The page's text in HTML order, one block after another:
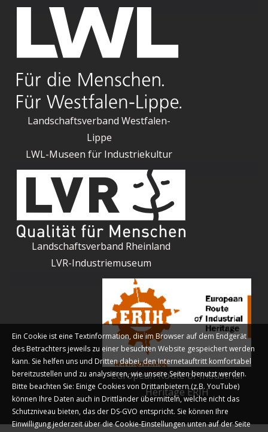
Landschaftsverband Westfalen-
Lippe
LWL-Museen für Industriekultur
Landschaftsverband Rheinland
LVR-Industriemuseum
European Route of Industrial
Heritage ERIH
Ein Cookie ist eine Textinformation, die im Browser auf dem Endgerät
des Betrachters jeweils zu einer besuchten Website gespeichert werden
kann. Sie helfen uns und Dritten dabei, den Internetauftritt komfortabel
bereitzustellen und zu analysieren, wie unsere Seiten benutzt werden.
Bitte beachten Sie: Einige Cookies von Drittanbietern (z.B. YouTube)
können Ihre Daten auch in Drittländer übermitteln, welche nicht das
Schutzniveau bieten, das der DS-GVO entspricht. Sie können Ihre
Einwilligung jederzeit über die Cookie-Einstellungen unten auf der Seite